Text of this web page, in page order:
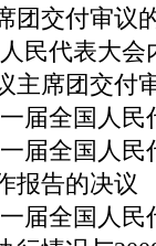
团交付审议
民代表大会
主席团交付
届全国人民
届全国人民
报告的决议
届全国人民